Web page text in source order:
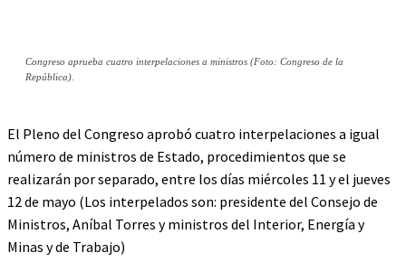
Congreso aprueba cuatro interpelaciones a ministros (Foto: Congreso de la
República).
El Pleno del Congreso aprobó cuatro interpelaciones a igual
número de ministros de Estado, procedimientos que se
realizarán por separado, entre los días miércoles 11 y el jueves
12 de mayo (Los interpelados son: presidente del Consejo de
Ministros, Aníbal Torres y ministros del Interior, Energía y
Minas y de Trabajo)